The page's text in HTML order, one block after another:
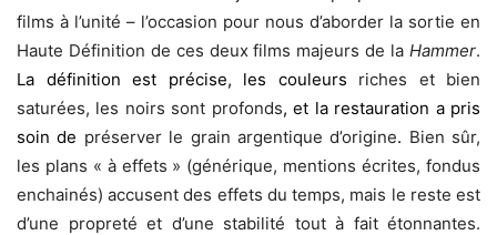
films à l’unité – l’occasion pour nous d’aborder la sortie en
Haute Définition de ces deux films majeurs de la Hammer.
La définition est précise, les couleurs riches et bien
saturées, les noirs sont profonds, et la restauration a pris
soin de préserver le grain argentique d’origine. Bien sûr,
les plans « à effets » (générique, mentions écrites, fondus
enchainés) accusent des effets du temps, mais le reste est
d’une propreté et d’une stabilité tout à fait étonnantes.